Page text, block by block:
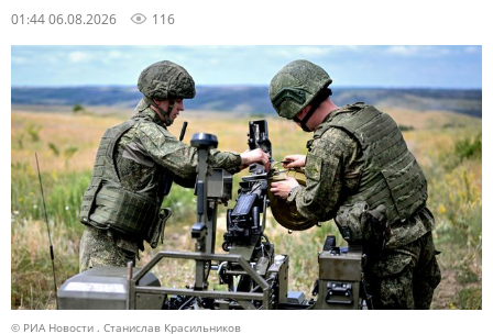
01:44 06.08.2026 116
© РИА Новости . Станислав Красильников